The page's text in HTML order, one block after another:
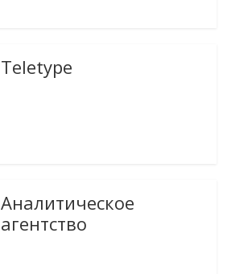
Teletype
Аналитическое
агентство